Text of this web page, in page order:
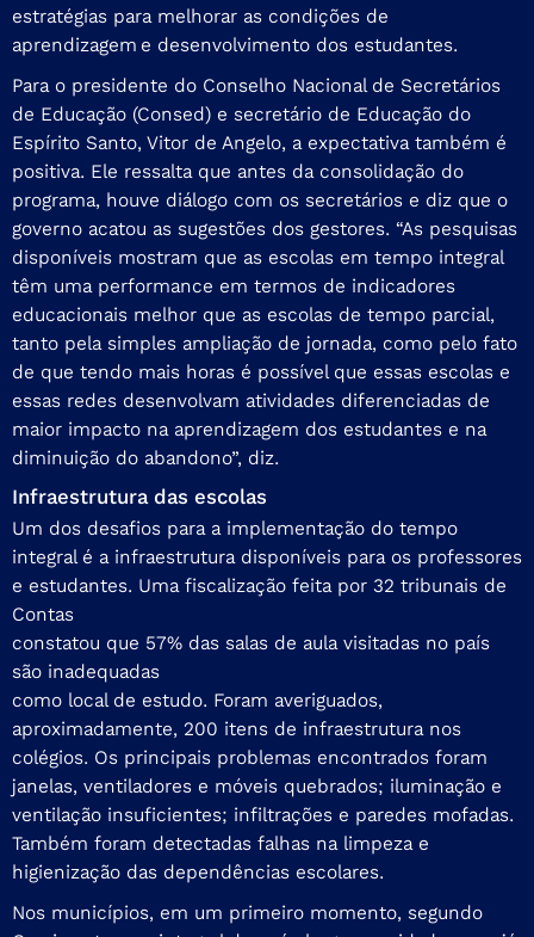
estratégias para melhorar as condições de
aprendizagem e desenvolvimento dos estudantes.
Para o presidente do Conselho Nacional de Secretários
de Educação (Consed) e secretário de Educação do
Espírito Santo, Vitor de Angelo, a expectativa também é
positiva. Ele ressalta que antes da consolidação do
programa, houve diálogo com os secretários e diz que o
governo acatou as sugestões dos gestores. “As pesquisas
disponíveis mostram que as escolas em tempo integral
têm uma performance em termos de indicadores
educacionais melhor que as escolas de tempo parcial,
tanto pela simples ampliação de jornada, como pelo fato
de que tendo mais horas é possível que essas escolas e
essas redes desenvolvam atividades diferenciadas de
maior impacto na aprendizagem dos estudantes e na
diminuição do abandono”, diz.
Infraestrutura das escolas
Um dos desafios para a implementação do tempo
integral é a infraestrutura disponíveis para os professores
e estudantes. Uma fiscalização feita por 32 tribunais de
Contas
constatou que 57% das salas de aula visitadas no país
são inadequadas
como local de estudo. Foram averiguados,
aproximadamente, 200 itens de infraestrutura nos
colégios. Os principais problemas encontrados foram
janelas, ventiladores e móveis quebrados; iluminação e
ventilação insuficientes; infiltrações e paredes mofadas.
Também foram detectadas falhas na limpeza e
higienização das dependências escolares.
Nos municípios, em um primeiro momento, segundo